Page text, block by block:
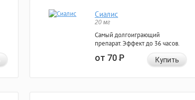
Сиалис
20 мг
Самый долгоиграющий
препарат. Эффект до 36 часов.
от 70Р Купить